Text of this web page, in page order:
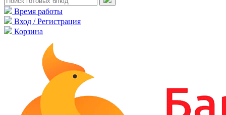
Время работы
Вход / Регистрация
Корзина